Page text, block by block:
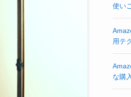
使い
用テ
な購